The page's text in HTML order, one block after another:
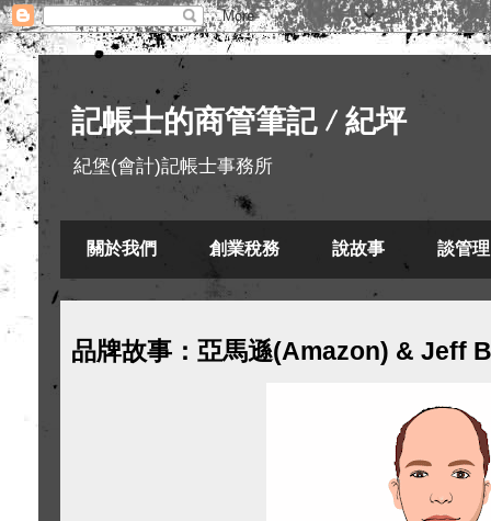
記帳士的商管筆記 / 紀坪
紀堡(會計)記帳士事務所
關於我們 創業稅務 說故事 談管理
品牌故事：亞馬遜(Amazon) & Jeff